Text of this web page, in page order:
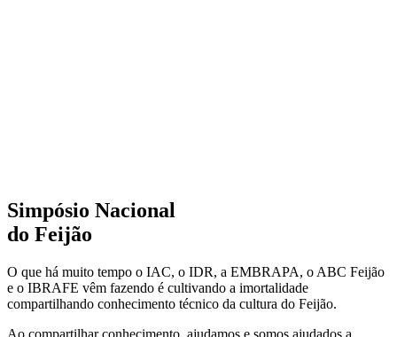
Simpósio Nacional
do Feijão
O que há muito tempo o IAC, o IDR, a EMBRAPA, o ABC Feijão
e o IBRAFE vêm fazendo é cultivando a imortalidade
compartilhando conhecimento técnico da cultura do Feijão.